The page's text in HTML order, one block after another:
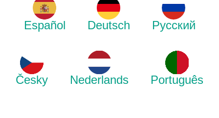
Español Deutsch Русский
Česky Nederlands Português